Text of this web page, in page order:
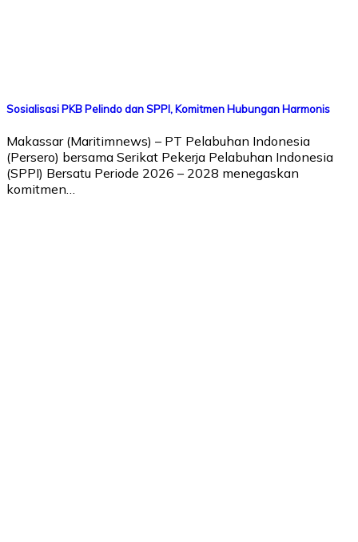
Sosialisasi PKB Pelindo dan SPPI, Komitmen Hubungan Harmonis
Makassar (Maritimnews) – PT Pelabuhan Indonesia
(Persero) bersama Serikat Pekerja Pelabuhan Indonesia
(SPPI) Bersatu Periode 2026 – 2028 menegaskan
komitmen…